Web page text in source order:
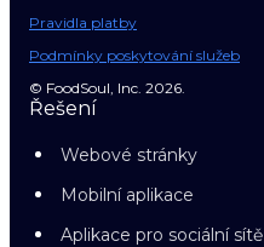
Pravidla platby
Podmínky poskytování služeb
© FoodSoul, Inc. 2026.
Řešení
Webové stránky
Mobilní aplikace
Aplikace pro sociální sítě